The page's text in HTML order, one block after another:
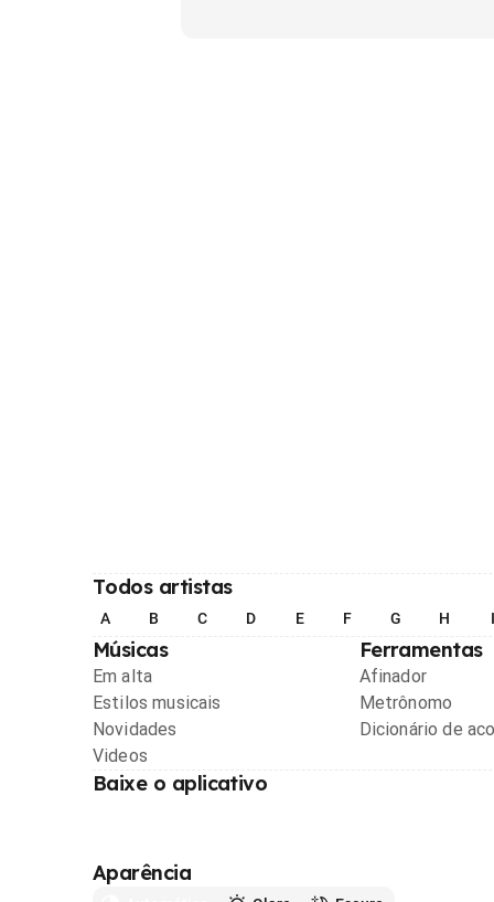
Todos artistas
A B C D E F G H
Músicas
Em alta
Estilos musicais
Novidades
Videos
Ferramentas
Afinador
Metrônomo
Dicionário de
Baixe o aplicativo
Aparência